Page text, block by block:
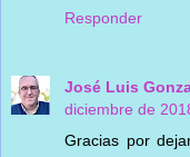
Responder
José Luis
diciembre de
Gracias por